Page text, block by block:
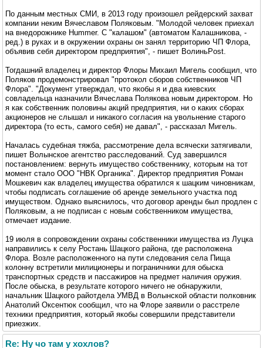
По данным местных СМИ, в 2013 году произошел рейдерский захват
компании неким Вячеславом Поляковым. "Молодой человек приехал
на внедорожнике Hummer. С "калашом" (автоматом Калашникова, -
ред.) в руках и в окружении охраны он занял территорию ЧП Флора,
объявив себя директором предприятия", - пишет ВолиньPost.
Тогдашний владелец и директор Флоры Михаил Мигель сообщил, что
Поляков продемонстрировал "протокол сборов собственников ЧП
Флора". "Документ утверждал, что якобы я и два киевских
совладельца назначили Вячеслава Полякова новым директором. Но
я как собственник половины акций предприятия, ни о каких сборах
акционеров не слышал и никакого согласия на увольнение старого
директора (то есть, самого себя) не давал", - рассказал Мигель.
Началась судебная тяжба, рассмотрение дела всячески затягивали,
пишет Волынское агентство расследований. Суд завершился
постановлением: вернуть имущество собственнику, которым на тот
момент стало ООО "НВК Органика". Директор предприятия Роман
Мошкевич как владелец имущества обратился к шацким чиновникам,
чтобы подписать соглашение об аренде земельного участка под
имуществом. Однако выяснилось, что договор аренды был продлен с
Поляковым, а не подписан с новым собственником имущества,
отмечает издание.
19 июля в сопровождении охраны собственники имущества из Луцка
направились к селу Ростань Шацкого района, где расположена
Флора. Возле расположенного на пути следования села Пища
колонну встретили милиционеры и пограничники для обыска
транспортных средств и пассажиров на предмет наличия оружия.
После обыска, в результате которого ничего не обнаружили,
начальник Шацкого райотдела УМВД в Волынской области полковник
Анатолий Оксентюк сообщил, что на Флоре заявили о расстреле
техники предприятия, который якобы совершили представители
приезжих.
Re: Ну чо там у хохлов?